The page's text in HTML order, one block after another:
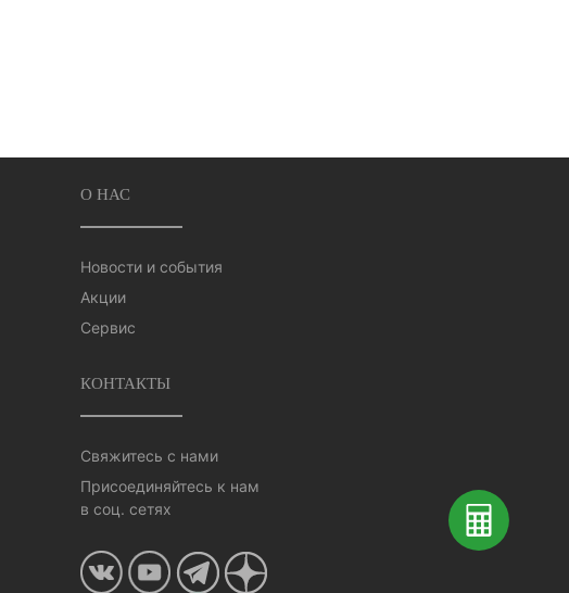
О НАС
Новости и события
Акции
Сервис
КОНТАКТЫ
Свяжитесь с нами
Присоединяйтесь к нам
в соц. сетях